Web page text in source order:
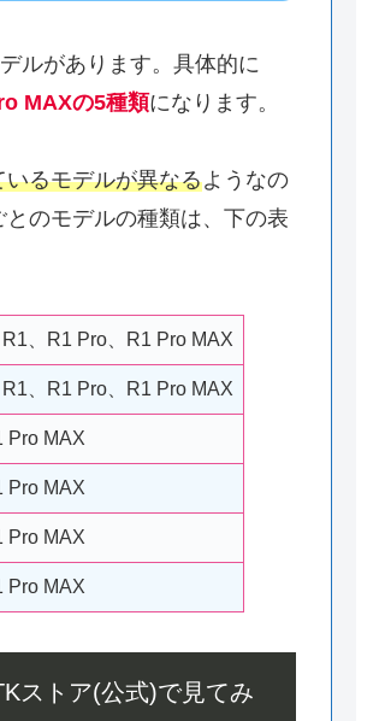
ルがあります。具体的に
MAXの5種類になります。
るモデルが異なるようなの
のモデルの種類は、下の表
、R1 Pro、R1 Pro MAX
、R1 Pro、R1 Pro MAX
Pro MAX
Pro MAX
Pro MAX
Pro MAX
ストア(公式)で見てみ